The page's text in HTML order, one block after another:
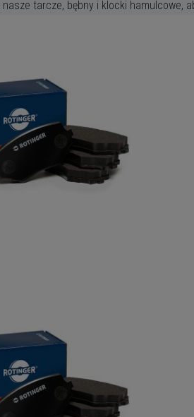
nasze tarcze, bębny i klocki